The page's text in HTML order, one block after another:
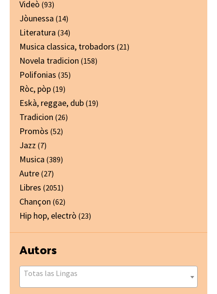
Videò (93)
Jòunessa (14)
Literatura (34)
Musica classica, trobadors (21)
Novela tradicion (158)
Polifonias (35)
Ròc, pòp (19)
Eskà, reggae, dub (19)
Tradicion (26)
Promòs (52)
Jazz (7)
Musica (389)
Autre (27)
Libres (2051)
Chançon (62)
Hip hop, electrò (23)
Autors
Totas las Lingas